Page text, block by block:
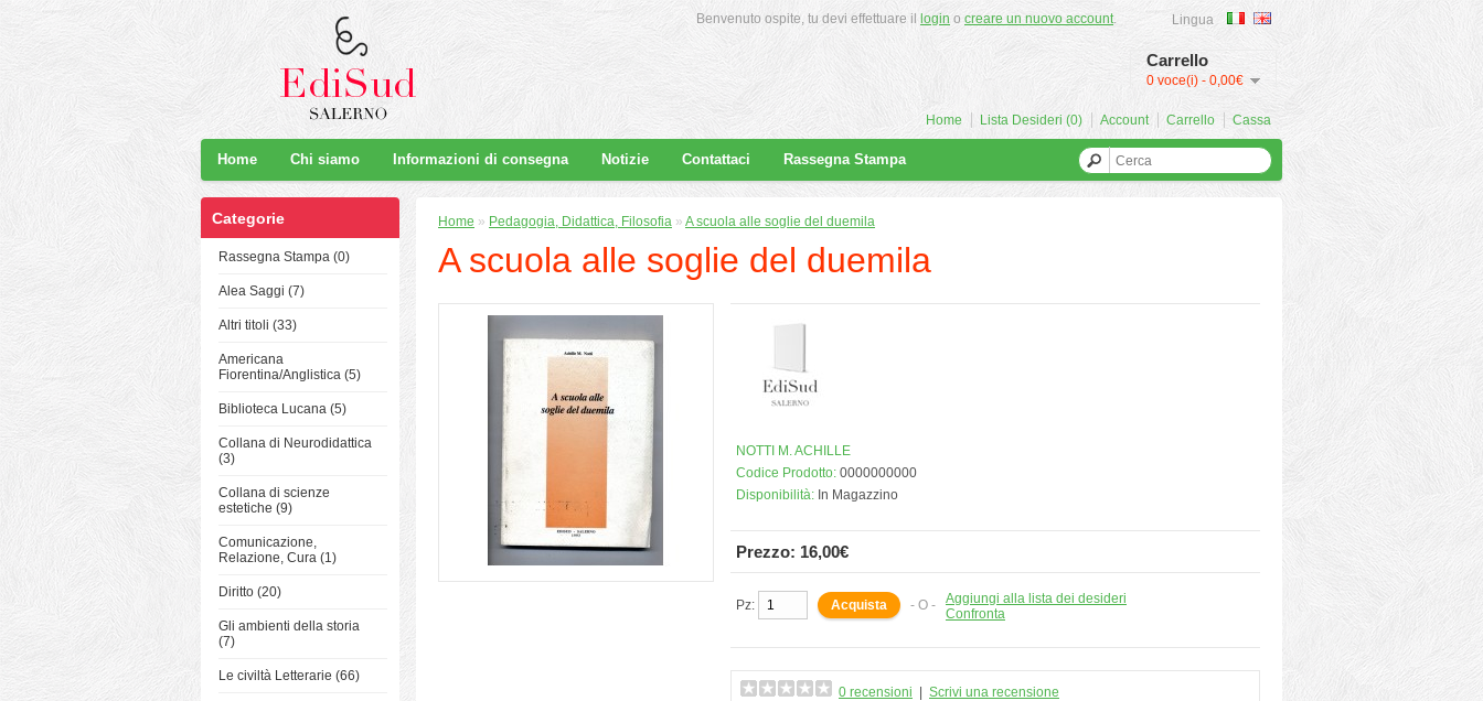
Lingua
Carrello
0 voce(i) - 0,00€
Benvenuto ospite, tu devi effettuare il login o creare un nuovo account.
Home Lista Desideri (0) Account Carrello Cassa
Home Chi siamo Informazioni di consegna Notizie Contattaci Rassegna Stampa
Categorie
Rassegna Stampa (0)
Alea Saggi (7)
Altri titoli (33)
Americana
Fiorentina/Anglistica (5)
Biblioteca Lucana (5)
Collana di Neurodidattica
(3)
Collana di scienze
estetiche (9)
Comunicazione,
Relazione, Cura (1)
Diritto (20)
Gli ambienti della storia
(7)
Le civiltà Letterarie (66)
Home » Pedagogia, Didattica, Filosofia » A scuola alle soglie del duemila
A scuola alle soglie del duemila
NOTTI M. ACHILLE
Codice Prodotto: 0000000000
Disponibilità: In Magazzino
Prezzo: 16,00€
Pz: - O -
Aggiungi alla lista dei desideri
Confronta
0 recensioni Scrivi una recensione